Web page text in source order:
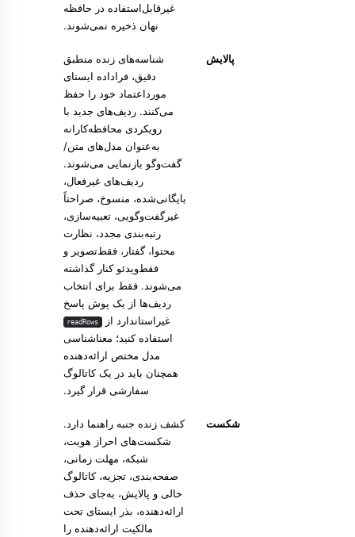
غیرقابل‌استفاده در حافظه
نهان ذخیره نمی‌شوند.
پالایش
شناسه‌های زنده منطبق
دقیق، فراداده ایستای
مورداعتماد خود را حفظ
می‌کنند. ردیف‌های جدید با
رویکردی محافظه‌کارانه
به‌عنوان مدل‌های متن/
گفت‌وگو بازنمایی می‌شوند.
ردیف‌های غیرفعال،
بایگانی‌شده، منسوخ، صراحتاً
غیرگفت‌وگویی، تعبیه‌سازی،
رتبه‌بندی مجدد، نظارت
محتوا، گفتار، فقط‌تصویر و
فقط‌ویدئو کنار گذاشته
می‌شوند. فقط برای انتخاب
ردیف‌ها از یک پوش پاسخ
غیراستاندارد از readRows
استفاده کنید؛ معناشناسی
مدل مختص ارائه‌دهنده
همچنان باید در یک کاتالوگ
سفارشی قرار گیرد.
شکست
کشف زنده جنبه راهنما دارد.
شکست‌های احراز هویت،
شبکه، مهلت زمانی،
صفحه‌بندی، تجزیه، کاتالوگ
خالی و پالایش، به‌جای حذف
ارائه‌دهنده، بذر ایستای تحت
مالکیت ارائه‌دهنده را